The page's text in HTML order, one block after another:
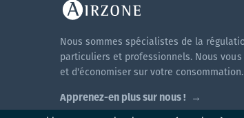
Nous sommes spécialistes de la
particuliers et professionnels. Nous
et d'économiser sur votre
Apprenez-en plus sur nous !